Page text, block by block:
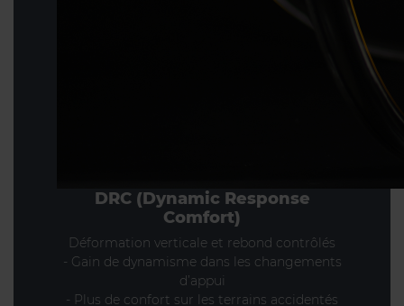
DRC (Dynamic Response
Comfort)
Déformation verticale et rebond contrôlés
- Gain de dynamisme dans les changements
d’appui
- Plus de confort sur les terrains accidentés